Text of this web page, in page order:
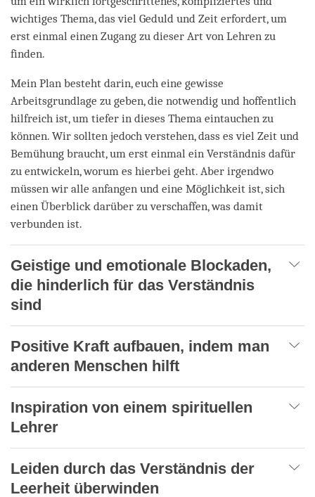
wichtiges Thema, das viel Geduld und Zeit erfordert, um
erst einmal einen Zugang zu dieser Art von Lehren zu
finden.
Mein Plan besteht darin, euch eine gewisse
Arbeitsgrundlage zu geben, die notwendig und hoffentlich
hilfreich ist, um tiefer in dieses Thema eintauchen zu
können. Wir sollten jedoch verstehen, dass es viel Zeit und
Bemühung braucht, um erst einmal ein Verständnis dafür
zu entwickeln, worum es hierbei geht. Aber irgendwo
müssen wir alle anfangen und eine Möglichkeit ist, sich
einen Überblick darüber zu verschaffen, was damit
verbunden ist.
Geistige und emotionale Blockaden,
die hinderlich für das Verständnis
sind
Positive Kraft aufbauen, indem man
anderen Menschen hilft
Inspiration von einem spirituellen
Lehrer
Leiden durch das Verständnis der
Leerheit überwinden